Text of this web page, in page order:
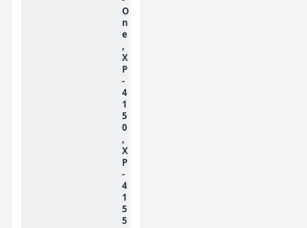
O
n
e
,
X
P
-
4
1
5
0
,
X
P
-
4
1
5
5